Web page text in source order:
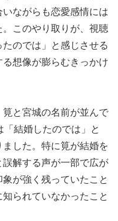
ながらも恋愛感情には
このやり取りが、視聴
のでは」と感じさせる
想像が膨らむきっかけ
と宮城の名前が並んで
結婚したのでは」と
した。特に筧が結婚を
解する声が一部で広が
が強く残っていたこと
られていなかったこと